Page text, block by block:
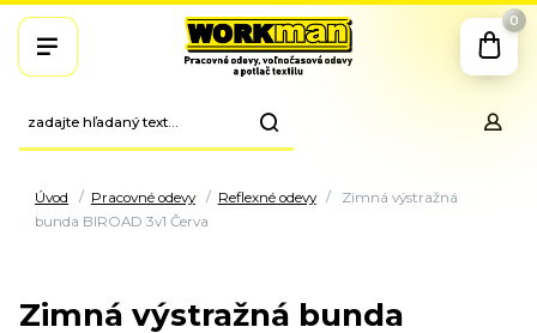
0
Úvod Pracovné odevy Reflexné odevy
Zimná výstražná
bunda BIROAD 3v1 Červa
Zimná výstražná bunda